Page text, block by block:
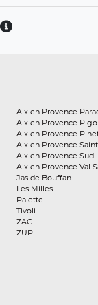
Aix en Provence
Aix en Provence
Aix en Provence
Aix en Provence
Aix en Provence Sud
Aix en Provence Val
Jas de Bouffan
Les Milles
Palette
Tivoli
ZAC
ZUP